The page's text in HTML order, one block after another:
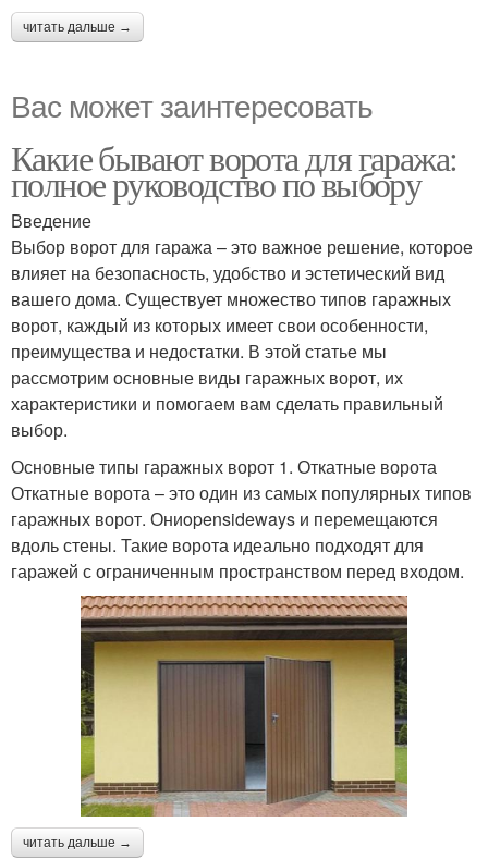
читать дальше →
Вас может заинтересовать
Какие бывают ворота для гаража:
полное руководство по выбору
Введение
Выбор ворот для гаража – это важное решение, которое
влияет на безопасность, удобство и эстетический вид
вашего дома. Существует множество типов гаражных
ворот, каждый из которых имеет свои особенности,
преимущества и недостатки. В этой статье мы
рассмотрим основные виды гаражных ворот, их
характеристики и помогаем вам сделать правильный
выбор.
Основные типы гаражных ворот 1. Откатные ворота
Откатные ворота – это один из самых популярных типов
гаражных ворот. Ониopensideways и перемещаются
вдоль стены. Такие ворота идеально подходят для
гаражей с ограниченным пространством перед входом.
читать дальше →